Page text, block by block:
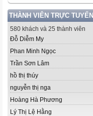
THÀNH VIÊN TRỰC TUYẾN
580 khách và 25 thành viên
Đỗ Diễm My
Phan Minh Ngọc
Trần Sơn Lâm
hồ thị thúy
nguyễn thị nga
Hoàng Hà Phương
Lý Thị Lệ Hằng